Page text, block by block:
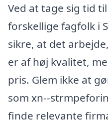
Ved at tage sig tid
forskellige fagfolk i
sikre, at det
er af høj kvalitet,
pris. Glem ikke at
som xn--
finde relevante